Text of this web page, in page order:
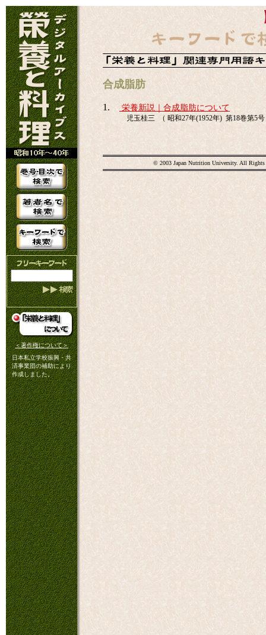
＜著作権について＞
日本私立学校振興・共
済事業団の補助により
作成しました。
合成脂肪
1. 栄養新説｜合成脂肪について
児玉桂三 （ 昭和27年(1952年) 第18巻第5号
© 2003 Japan Nutrition University. All Rights